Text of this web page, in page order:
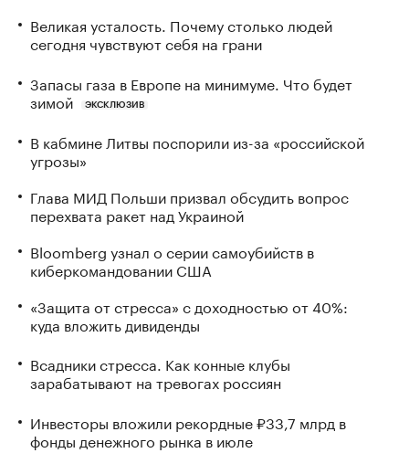
Великая усталость. Почему столько людей
сегодня чувствуют себя на грани
Запасы газа в Европе на минимуме. Что будет
зимой
ЭКСКЛЮЗИВ
В кабмине Литвы поспорили из-за «российской
угрозы»
Глава МИД Польши призвал обсудить вопрос
перехвата ракет над Украиной
Bloomberg узнал о серии самоубийств в
киберкомандовании США
«Защита от стресса» с доходностью от 40%:
куда вложить дивиденды
Всадники стресса. Как конные клубы
зарабатывают на тревогах россиян
Инвесторы вложили рекордные ₽33,7 млрд в
фонды денежного рынка в июле